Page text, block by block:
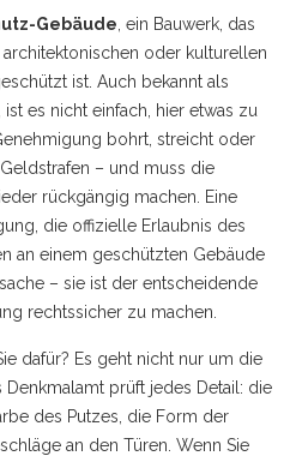
Gebäude ein Bauwerk, das
oder kulturellen
ist. Auch bekannt als
, ist es nicht einfach, hier etwas zu
bohrt, streicht oder
– und muss die
rückgängig machen.
Eine
die offizielle Erlaubnis des
an einem geschützten Gebäude
– sie ist der entscheidende
rechtssicher zu machen.
dafür? Es geht nicht nur um die
Denkmalamt prüft jedes Detail: die
des Putzes, die Form der
an den Türen. Wenn Sie